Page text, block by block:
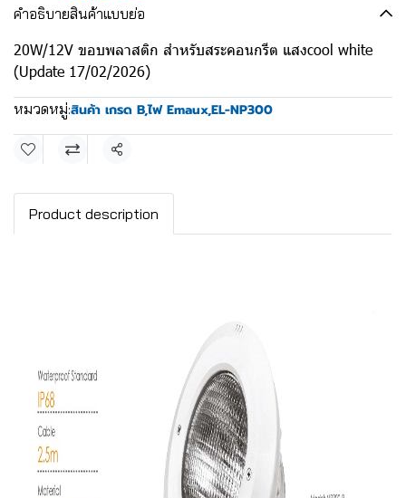
คำอธิบายสินค้าแบบย่อ
20W/12V ขอบพลาสติก สำหรับสระคอนกรีต แสงcool white
(Update 17/02/2026)
หมวดหมู่:สินค้า เกรด B,ไฟ Emaux,EL-NP300
แชร์
Product description